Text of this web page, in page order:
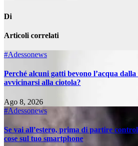
Di
Articoli correlati
#Adessonews
Perché alcuni gatti bevono l’acqua
avvicinarsi alla ciotola?
Ago 8, 2026
#Adessonews
Se vai all’estero, prima di partire
cose sul tuo smartphone